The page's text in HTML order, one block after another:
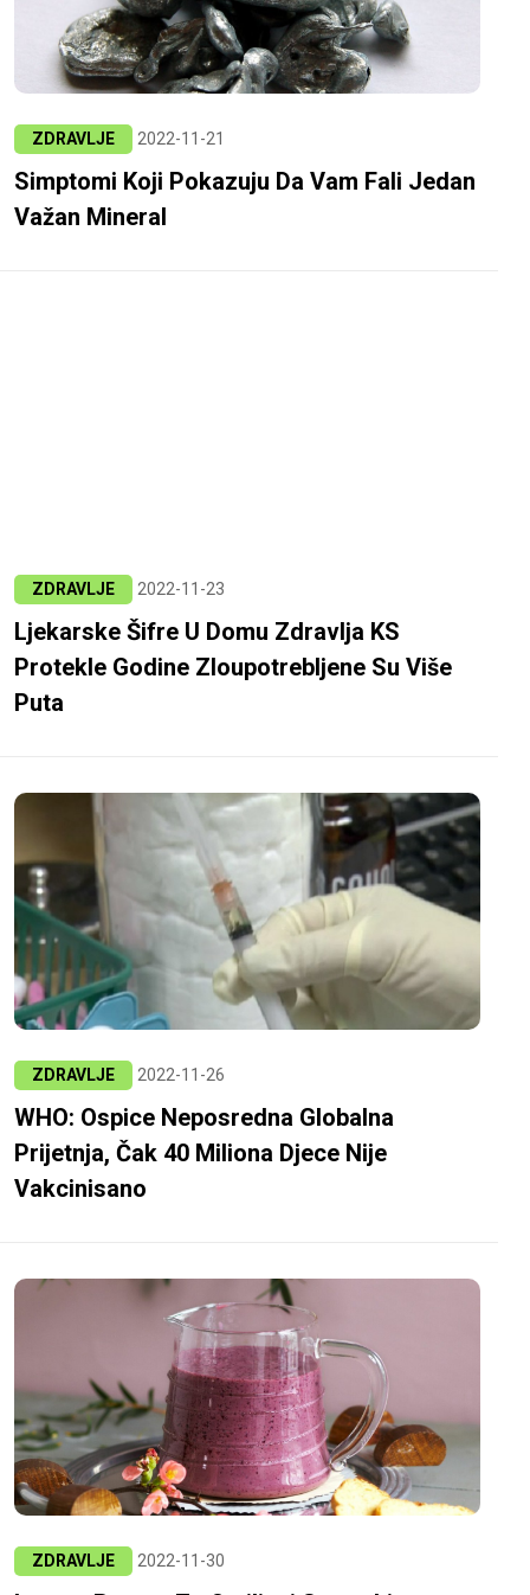
ZDRAVLJE 2022-11-21
Simptomi Koji Pokazuju Da Vam Fali Jedan
Važan Mineral
ZDRAVLJE 2022-11-23
Ljekarske Šifre U Domu Zdravlja KS
Protekle Godine Zloupotrebljene Su Više
Puta
ZDRAVLJE 2022-11-26
WHO: Ospice Neposredna Globalna
Prijetnja, Čak 40 Miliona Djece Nije
Vakcinisano
ZDRAVLJE 2022-11-30